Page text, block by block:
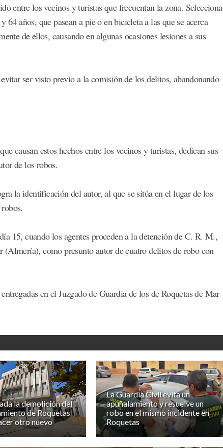
entre los vecinos y turistas que frecuentan la zona. Selecciona
años, que pasean a pie o en bicicleta a las que se acerca
de ellos, causando en algunas ocasiones lesiones a sus
ser visto previo a la comisión de los delitos, abandonando
causan estos hechos entre los vecinos y turistas, dedican sus
de los robos.
la identificación del autor, al que se sitúa en el lugar de los
15, cuando los agentes proceden a la detención de C. R. M.,
(Almería), como presunto autor de cuatro delitos de robo con
en el Juzgado de Guardia de los de Roquetas de Mar
la demolición del
de Roquetas
otro nuevo
La Guardia Civil evita un
apuñalamiento y resuelve un
robo en el mismo incidente en
Roquetas